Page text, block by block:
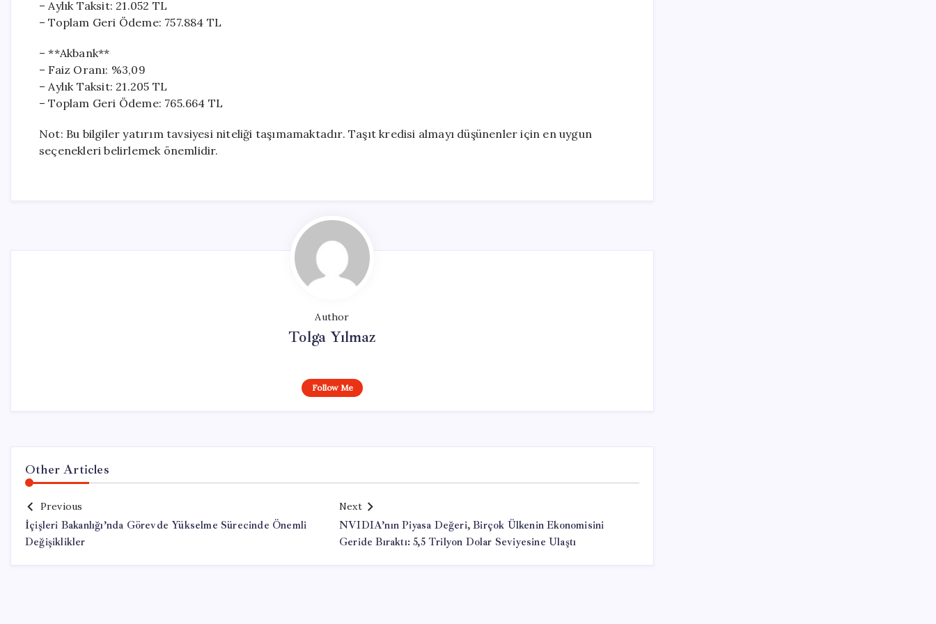
– Aylık Taksit: 21.052 TL
– Toplam Geri Ödeme: 757.884 TL
– **Akbank**
– Faiz Oranı: %3,09
– Aylık Taksit: 21.205 TL
– Toplam Geri Ödeme: 765.664 TL
Not: Bu bilgiler yatırım tavsiyesi niteliği taşımamaktadır. Taşıt kredisi almayı düşünenler için en uygun
seçenekleri belirlemek önemlidir.
Author
Tolga Yılmaz
Follow Me
Other Articles
Previous
İçişleri Bakanlığı’nda Görevde Yükselme Sürecinde Önemli
Değişiklikler
Next
NVIDIA’nın Piyasa Değeri, Birçok Ülkenin Ekonomisini
Geride Bıraktı: 5,5 Trilyon Dolar Seviyesine Ulaştı